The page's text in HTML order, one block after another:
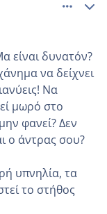
είναι δυνατόν?
να δείχνει
Να
μωρό στο
φανεί? Δεν
ο άντρας σου?
υπνηλία, τα
το στήθος